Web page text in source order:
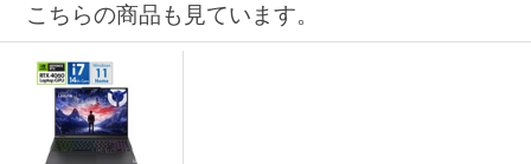
こちらの商品も見ています。